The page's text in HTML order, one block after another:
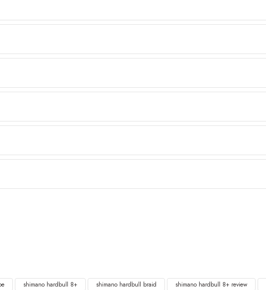
shimano hardbull 8+ shimano hardbull braid shimano hardbull 8+ review